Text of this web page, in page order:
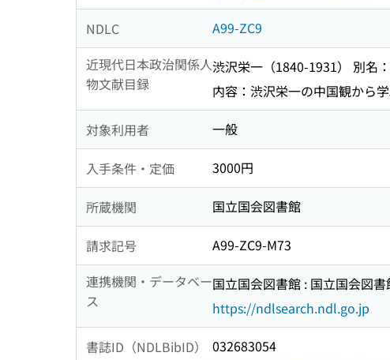
NDLC
A99-ZC9
近現代日本政治関係人
物文献目録
渋沢栄一（1840-1931） 別名
内容：渋沢栄一の中国観から
対象利用者 一般
入手条件・定価 3000円
所蔵機関 国立国会図書館
請求記号
A99-ZC9-M73
連携機関・データベー
ス
国立国会図書館 : 国立国会図書
https://ndlsearch.ndl.go.jp
書誌ID（NDLBibID）
032683054